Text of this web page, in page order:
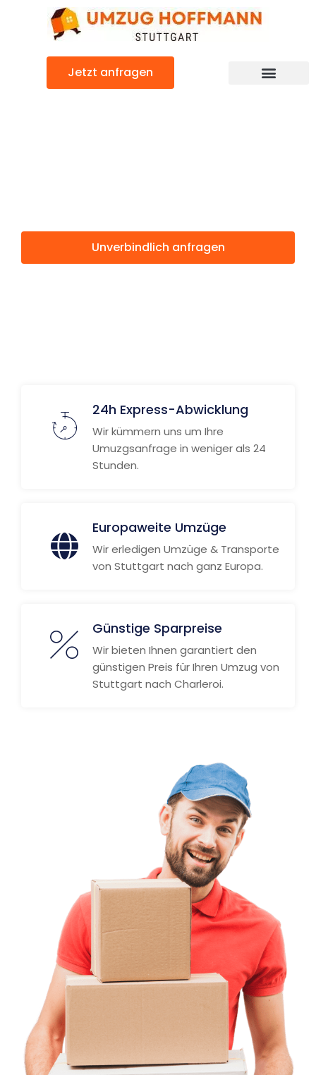
Jetzt anfragen
Unverbindlich anfragen
24h Express-Abwicklung
Wir kümmern uns um Ihre
Umuzgsanfrage in weniger als 24
Stunden.
Europaweite Umzüge
Wir erledigen Umzüge & Transporte
von Stuttgart nach ganz Europa.
Günstige Sparpreise
Wir bieten Ihnen garantiert den
günstigen Preis für Ihren Umzug von
Stuttgart nach Charleroi.